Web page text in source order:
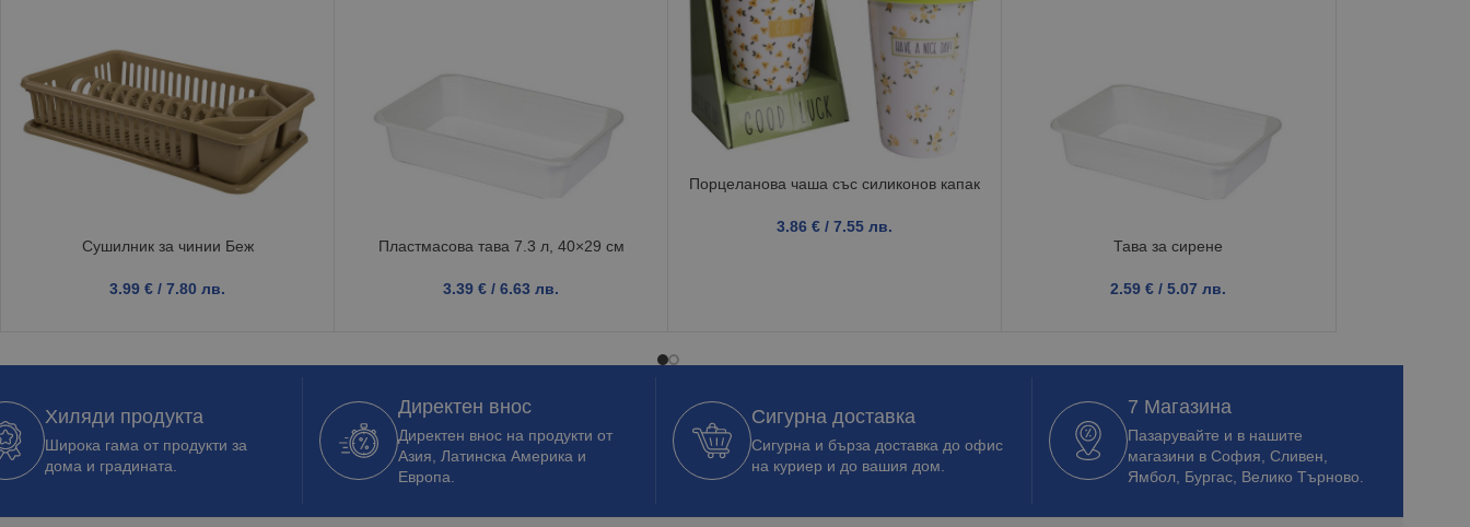
Сушилник за чинии Беж
3.99 € / 7.80 лв.
Пластмасова тава 7.3 л, 40×29 см
3.39 € / 6.63 лв.
Порцеланова чаша със силиконов капак
3.86 € / 7.55 лв.
Тава за сирене
2.59 € / 5.07 лв.
Хиляди продукта
Широка гама от продукти за
дома и градината.
Директен внос
Директен внос на продукти от
Азия, Латинска Америка и
Европа.
Сигурна доставка
Сигурна и бърза доставка до офис
на куриер и до вашия дом.
7 Магазина
Пазарувайте и в нашите
магазини в София, Сливен,
Ямбол, Бургас, Велико Търново.